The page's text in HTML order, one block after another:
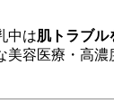
中は肌トラブル
美容医療・高濃